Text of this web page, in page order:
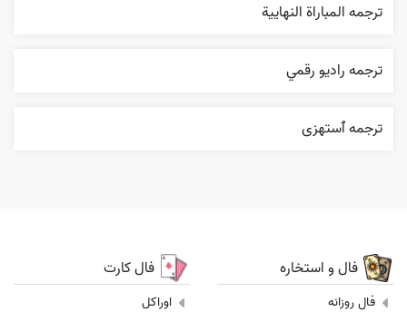
ترجمه المباراة النهایية
ترجمه راديو رقمي
ترجمه ٱستهزی
فال و استخاره
فال روزانه
فال کارت
اوراکل